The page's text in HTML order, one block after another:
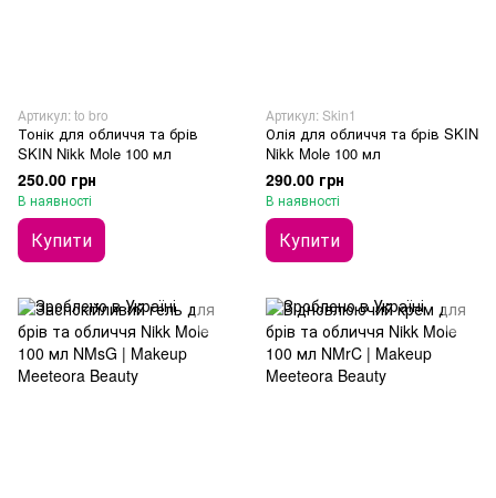
Артикул: to bro
Тонік для обличчя та брів
SKIN Nikk Mole 100 мл
250.00 грн
В наявності
Купити
Артикул: Skin1
Олія для обличчя та брів SKIN
Nikk Mole 100 мл
290.00 грн
В наявності
Купити